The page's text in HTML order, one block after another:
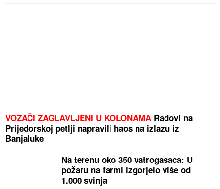
VOZAČI ZAGLAVLJENI U KOLONAMA Radovi na
Prijedorskoj petlji napravili haos na izlazu iz
Banjaluke
Na terenu oko 350 vatrogasaca: U
požaru na farmi izgorjelo više od
1.000 svinja